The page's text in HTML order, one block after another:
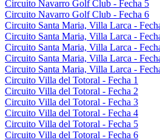
Circuito Navarro Golf Club - Fecha 5
Circuito Navarro Golf Club - Fecha 6
Circuito Santa Maria, Villa Larca -
Circuito Santa Maria, Villa Larca -
Circuito Santa Maria, Villa Larca -
Circuito Santa Maria, Villa Larca -
Circuito Santa Maria, Villa Larca -
Circuito Villa del Totoral - Fecha 1
Circuito Villa del Totoral - Fecha 2
Circuito Villa del Totoral - Fecha 3
Circuito Villa del Totoral - Fecha 4
Circuito Villa del Totoral - Fecha 5
Circuito Villa del Totoral - Fecha 6